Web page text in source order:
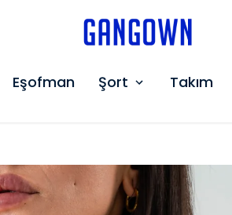
Eşofman Şort Takım